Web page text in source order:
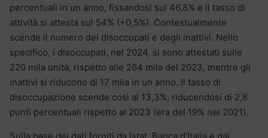
percentuali in un anno, fissandosi sul 46,8% e il tasso di
attività si attesta sul 54% (+0,5%). Contestualmente
scende il numero dei disoccupati e degli inattivi. Nello
specifico, i disoccupati, nel 2024, si sono attestati sulle
220 mila unità, rispetto alle 264 mila del 2023, mentre gli
inattivi si riducono di 17 mila in un anno. Il tasso di
disoccupazione scende così al 13,3%, riducendosi di 2,8
punti percentuali rispetto al 2023 (era del 19% nel 2021).
Sulla base dei dati forniti da Istat, Banca d’Italia e dai